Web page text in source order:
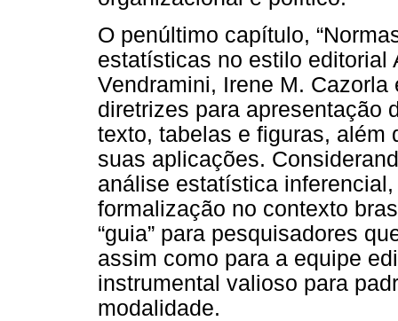
O penúltimo capítulo,
estatísticas no estilo editorial
Vendramini, Irene M.
diretrizes para apresentação
texto, tabelas e figuras, além
suas aplicações.
análise estatística
formalização no contexto
“guia” para pesquisadores
assim como para a equipe
instrumental valioso para
modalidade.